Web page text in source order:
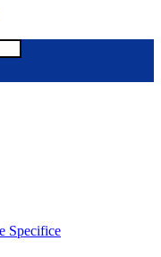
Specifice